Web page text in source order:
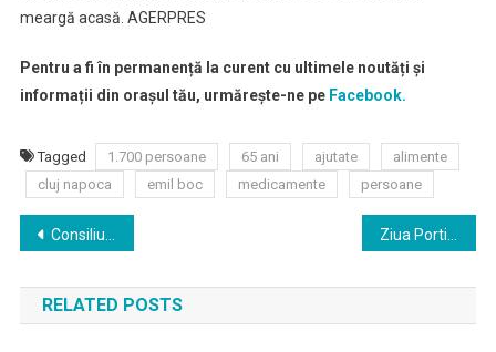
meargă acasă. AGERPRES
Pentru a fi în permanență la curent cu ultimele noutăți și
informații din orașul tău, urmărește-ne peFacebook.
Tagged 1.700 persoane 65 ani ajutate
alimente
cluj napoca
emil boc medicamente persoane
Navigare
în
articole
Consiliul Judeţean Cluj preia un spital privat pentru tratarea pacienţilor cu coronavirus
RELATED POSTS